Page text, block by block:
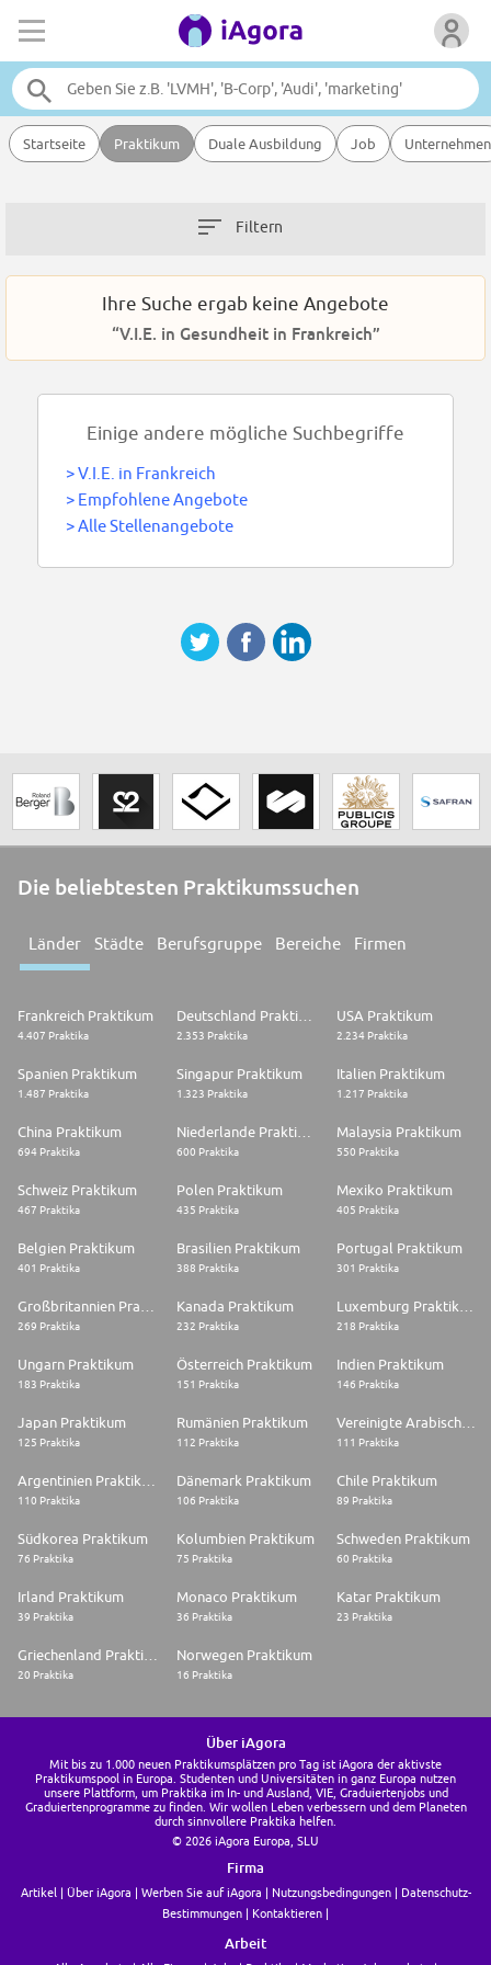
Startseite Praktikum Duale Ausbildung Job Unternehmen
Filtern
Ihre Suche ergab keine Angebote
“V.I.E. in Gesundheit in Frankreich”
Einige andere mögliche Suchbegriffe
>V.I.E. in Frankreich
> Empfohlene Angebote
>Alle Stellenangebote
Die beliebtesten Praktikumssuchen
Länder Städte Berufsgruppe Bereiche Firmen
Frankreich Praktikum
4.407 Praktika 2.353 Praktika
USA Praktikum
2.234 Praktika
Spanien Praktikum
1.487 Praktika
Singapur Praktikum
1.323 Praktika
Italien Praktikum
1.217 Praktika
China Praktikum
694 Praktika 600 Praktika
Malaysia Praktikum
550 Praktika
Schweiz Praktikum
467 Praktika
Polen Praktikum
435 Praktika
Mexiko Praktikum
405 Praktika
Belgien Praktikum
401 Praktika
Brasilien Praktikum
388 Praktika
Portugal Praktikum
301 Praktika
269 Praktika
Kanada Praktikum
232 Praktika 218 Praktika
Ungarn Praktikum
183 Praktika
Österreich Praktikum
151 Praktika
Indien Praktikum
146 Praktika
Japan Praktikum
125 Praktika
Rumänien Praktikum
112 Praktika
Vereinigte Arabische Emirate Praktikum
111 Praktika
110 Praktika
Dänemark Praktikum
106 Praktika
Chile Praktikum
89 Praktika
Südkorea Praktikum
76 Praktika
Kolumbien Praktikum
75 Praktika
Schweden Praktikum
60 Praktika
Irland Praktikum
39 Praktika
Monaco Praktikum
36 Praktika
Katar Praktikum
23 Praktika
20 Praktika
Norwegen Praktikum
16 Praktika
Über iAgora
Mit bis zu 1.000 neuen Praktikumsplätzen pro Tag ist iAgora der aktivste
Praktikumspool in Europa. Studenten und Universitäten in ganz Europa nutzen
unsere Plattform, um Praktika im In- und Ausland, VIE, Graduiertenjobs und
Graduiertenprogramme zu finden. Wir wollen Leben verbessern und dem Planeten
durch sinnvollere Praktika helfen.
© 2026 iAgora Europa, SLU
Firma
Artikel Über iAgora Werben Sie auf iAgora Nutzungsbedingungen
Datenschutz-
Bestimmungen
Kontaktieren
Arbeit